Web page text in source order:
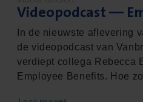
Video­pod­cast —
In de nieuwste aflevering
de videopodcast van
verdiept collega Rebecca
Employee Benefits. Hoe